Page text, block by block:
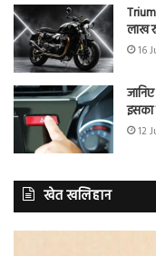
लाख
16
इसका
12
खेत खलिहान